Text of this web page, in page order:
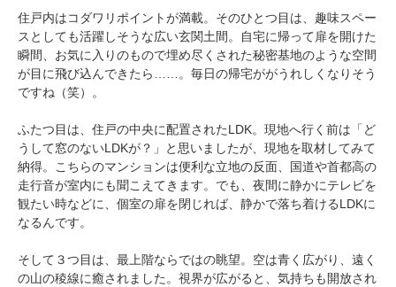
住戸内はコダワリポイントが満載。そのひとつ目は、趣味スペー
スとしても活躍しそうな広い玄関土間。自宅に帰って扉を開けた
瞬間、お気に入りのもので埋め尽くされた秘密基地のような空間
が目に飛び込んできたら……。毎日の帰宅ががうれしくなりそう
ですね（笑）。
ふたつ目は、住戸の中央に配置されたLDK。現地へ行く前は「ど
うして窓のないLDKが？」と思いましたが、現地を取材してみて
納得。こちらのマンションは便利な立地の反面、国道や首都高の
走行音が室内にも聞こえてきます。でも、夜間に静かにテレビを
観たい時などに、個室の扉を閉じれば、静かで落ち着けるLDKに
なるんです。
そして３つ目は、最上階ならではの眺望。空は青く広がり、遠く
の山の稜線に癒されました。視界が広がると、気持ちも開放され